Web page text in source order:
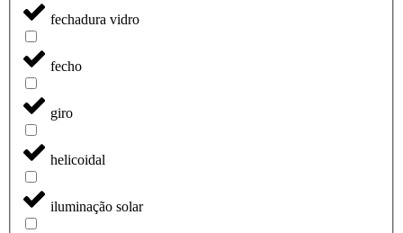
fechadura vidro
fecho
giro
helicoidal
iluminação solar